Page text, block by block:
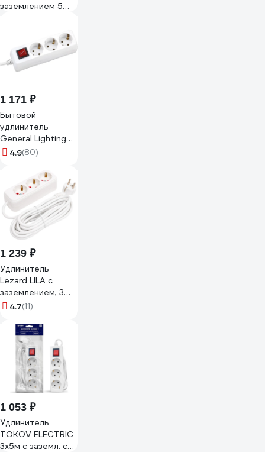
заземлением 5
1 171 ₽
Бытовой
удлинитель
General Lighting
Systems 3
заземлением и
выключателем, 5
метров, 16А,
3500Вт, Белый
GES-16-3x100-3-
5m-S 470008
4.9(80)
1 239 ₽
Удлинитель
Lezard LILA с
заземлением, 3
входа, 5 метров
4.7(11)
1 053 ₽
Удлинитель
TOKOV ELECTRIC
3x5м с заземл. с